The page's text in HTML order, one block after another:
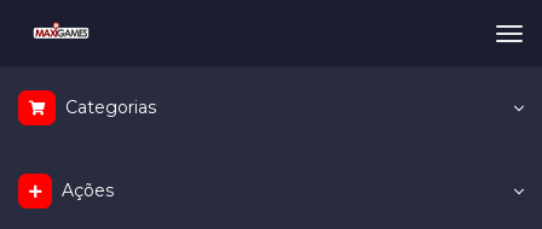
Categorias
Ações